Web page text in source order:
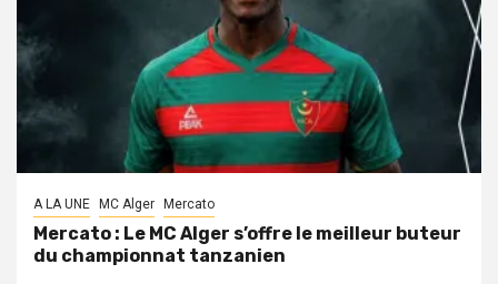
A LA UNE MC Alger Mercato
Mercato : Le MC Alger s’offre le meilleur buteur
du championnat tanzanien